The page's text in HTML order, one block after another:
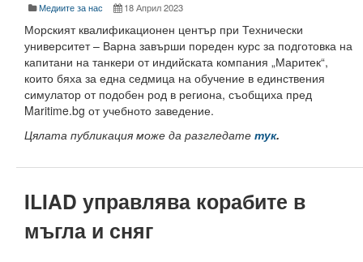
Център за професионално обучение
Център за професионално обучение
Морски квалификационен център
Кадрово развитие
Процедури
Квалификация на учители
Международна дейност
Медиите за нас 18 Април 2023
Морският квалификационен център при Технически
университет – Варна завърши пореден курс за подготовка на
капитани на танкери от индийската компания „Маритек“,
които бяха за една седмица на обучение в единствения
симулатор от подобен род в региона, съобщиха пред
Maritime.bg от учебното заведение.
Цялата публикация може да разгледате тук.
ILIAD управлява корабите в
мъгла и сняг